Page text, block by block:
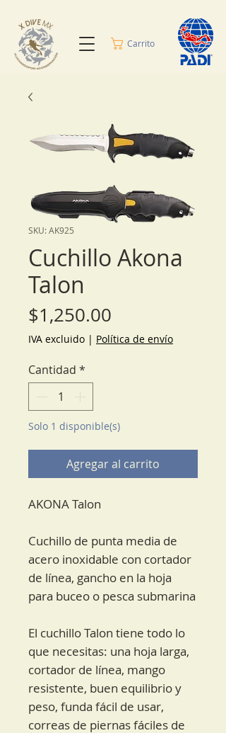
Carrito
SKU: AK925
Cuchillo Akona
Talon
$1,250.00
IVA excluido | Política de envío
Cantidad *
Solo 1 disponible(s)
Agregar al carrito
AKONA Talon
Cuchillo de punta media de
acero inoxidable con cortador
de línea, gancho en la hoja
para buceo o pesca submarina
El cuchillo Talon tiene todo lo
que necesitas: una hoja larga,
cortador de línea, mango
resistente, buen equilibrio y
peso, funda fácil de usar,
correas de piernas fáciles de